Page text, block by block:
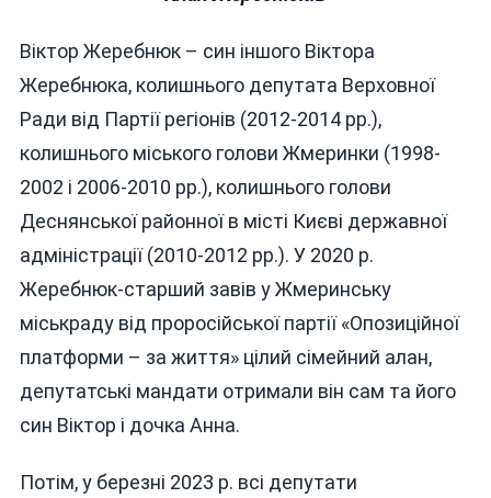
Віктор Жеребнюк – син іншого Віктора
Жеребнюка, колишнього депутата Верховної
Ради від Партії регіонів (2012-2014 рр.),
колишнього міського голови Жмеринки (1998-
2002 і 2006-2010 рр.), колишнього голови
Деснянської районної в місті Києві державної
адміністрації (2010-2012 рр.). У 2020 р.
Жеребнюк-старший завів у Жмеринську
міськраду від проросійської партії «Опозиційної
платформи – за життя» цілий сімейний алан,
депутатські мандати отримали він сам та його
син Віктор і дочка Анна.
Потім, у березні 2023 р. всі депутати